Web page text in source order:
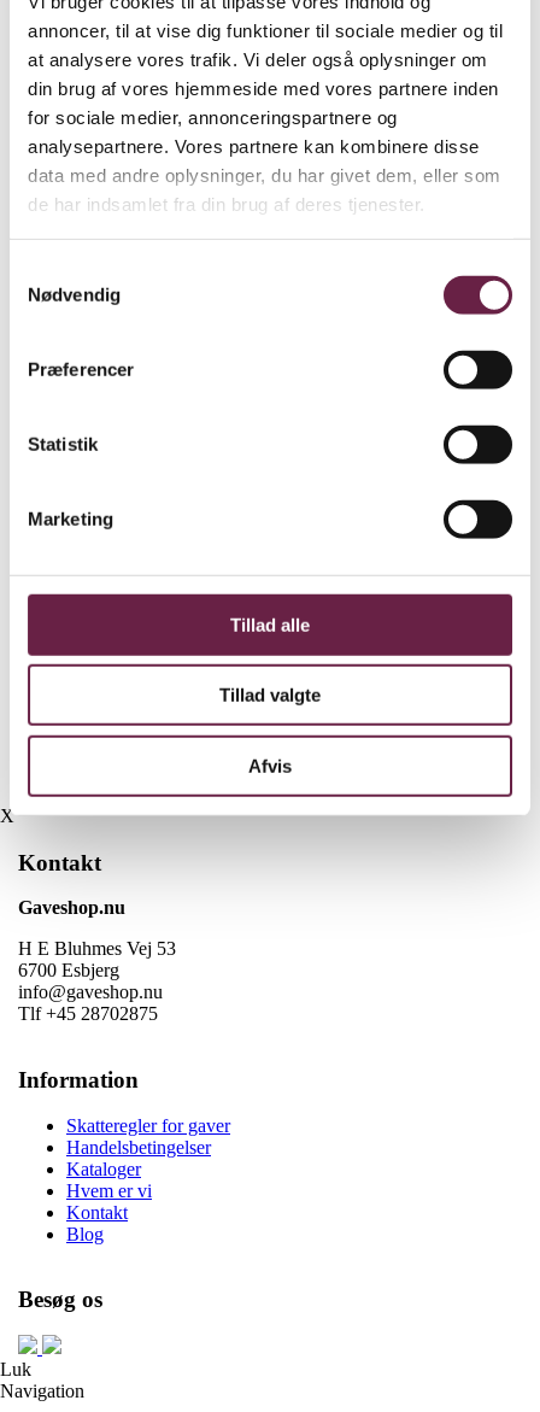
annoncer, til at vise dig funktioner til sociale medier og til
at analysere vores trafik. Vi deler også oplysninger om
din brug af vores hjemmeside med vores partnere inden
for sociale medier, annonceringspartnere og
analysepartnere. Vores partnere kan kombinere disse
data med andre oplysninger, du har givet dem, eller som
de har indsamlet fra din brug af deres tjenester.
Nødvendig
Præferencer
Statistik
Marketing
Tillad alle
Tillad valgte
Afvis
Bestil
Beskrivelse
Yderligere information
Beskrivelse
Georg Jensen Damasks klassiske Damask Terry håndklæder med
indvævet logo er håndklæder i fineste kvalitet, vævet på en
mens de dobbelttvundne garner giver et roligt og glat design.
Håndklæderne er behagelige mod huden, holder sig bløde længe
Vælg mellem farverne
2 stk. 40 x 70 cm
Indpakning: Kanvastaske
Når du vælger bomuldsprodukter fra Georg Jensen Damask,
støtter du en ansvarlig bomuldsproduktion gennem Better Cotton.
Yderligere information
Vægt 2.20 kg
Ocean Grey, Light Oak
X
Kontakt
Gaveshop.nu
H E Bluhmes Vej 53
6700 Esbjerg
info@gaveshop.nu
Tlf +45 28702875
Information
Skatteregler for gaver
Handelsbetingelser
Kataloger
Hvem er vi
Kontakt
Blog
Besøg os
Luk
Navigation